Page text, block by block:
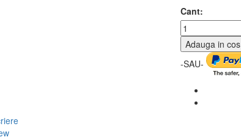
Cant:
Adauga in cos
-SAU-